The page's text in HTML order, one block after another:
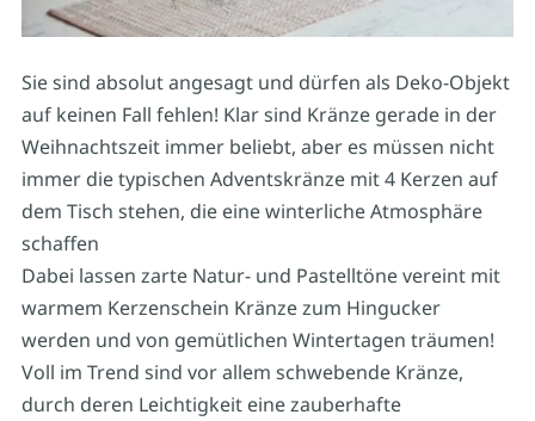
Sie sind absolut angesagt und dürfen als Deko-Objekt
auf keinen Fall fehlen! Klar sind Kränze gerade in der
Weihnachtszeit immer beliebt, aber es müssen nicht
immer die typischen Adventskränze mit 4 Kerzen auf
dem Tisch stehen, die eine winterliche Atmosphäre
schaffen
Dabei lassen zarte Natur- und Pastelltöne vereint mit
warmem Kerzenschein Kränze zum Hingucker
werden und von gemütlichen Wintertagen träumen!
Voll im Trend sind vor allem schwebende Kränze,
durch deren Leichtigkeit eine zauberhafte